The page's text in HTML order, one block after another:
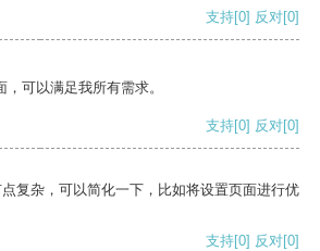
支持[0] 反对[0]
可以满足我所有需求。
支持[0] 反对[0]
复杂，可以简化一下，比如将设置页面进行优
支持[0] 反对[0]